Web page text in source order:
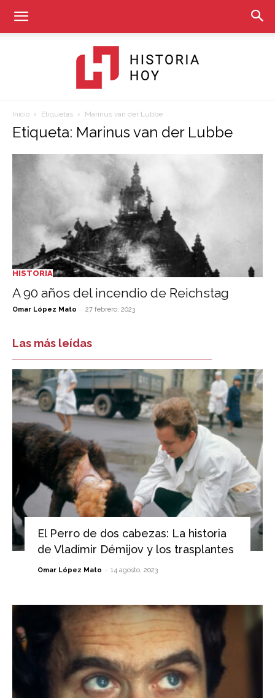
Historia
Hoy
Inicio Etiquetas Marinus van der Lubbe
Etiqueta: Marinus van der Lubbe
HISTORIA
A 90 años del incendio de Reichstag
Omar López Mato - 27 febrero, 2023
Las más leídas
El Perro de dos cabezas: La historia
de Vladímir Démijov y los trasplantes
Omar López Mato - 14 agosto, 2023